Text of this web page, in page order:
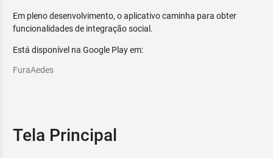
Em pleno desenvolvimento, o aplicativo caminha para obter
funcionalidades de integração social.
Está disponível na Google Play em:
FuraAedes
Tela Principal